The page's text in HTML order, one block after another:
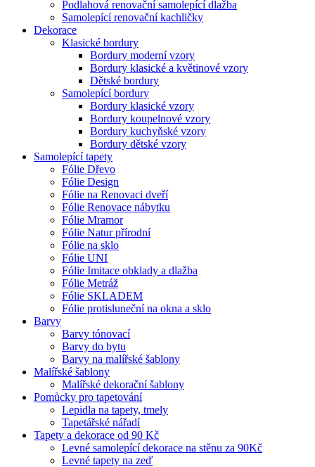
Podlahová renovační samolepící dlažba
Samolepící renovační kachličky
Dekorace
Klasické bordury
Bordury moderní vzory
Bordury klasické a květinové vzory
Dětské bordury
Samolepící bordury
Bordury klasické vzory
Bordury koupelnové vzory
Bordury kuchyňské vzory
Bordury dětské vzory
Samolepící tapety
Fólie Dřevo
Fólie Design
Fólie na Renovaci dveří
Fólie Renovace nábytku
Fólie Mramor
Fólie Natur přírodní
Fólie na sklo
Fólie UNI
Fólie Imitace obklady a dlažba
Fólie Metráž
Fólie SKLADEM
Fólie protisluneční na okna a sklo
Barvy
Barvy tónovací
Barvy do bytu
Barvy na malířské šablony
Malířské šablony
Malířské dekorační šablony
Pomůcky pro tapetování
Lepidla na tapety, tmely
Tapetářské nářadí
Tapety a dekorace od 90 Kč
Levné samolepící dekorace na stěnu za 90Kč
Levné tapety na zeď